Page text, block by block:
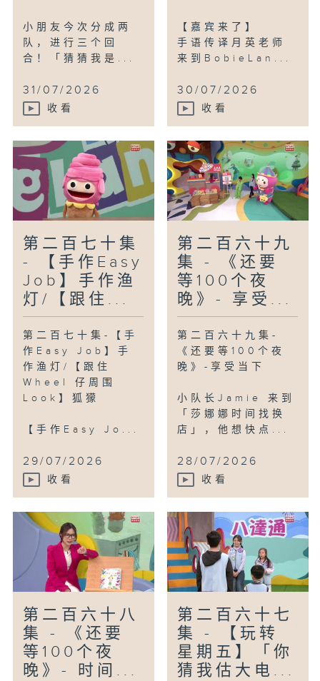
小朋友今次分成两
队，进行三个回
合！「猜猜我是...
31/07/2026
收看
【嘉宾来了】
手语传译月英老师
来到BobieLan...
30/07/2026
收看
第二百七十集
- 【手作Easy
Job】手作渔
灯/【跟住...
第二百七十集-【手
作Easy Job】手
作渔灯/【跟住
Wheel 仔周围
Look】狐獴
【手作Easy Jo...
29/07/2026
收看
第二百六十九
集 - 《还要
等100个夜
晚》- 享受...
第二百六十九集-
《还要等100个夜
晚》-享受当下
小队长Jamie 来到
「莎娜娜时间找换
店」，他想快点...
28/07/2026
收看
第二百六十八
集 - 《还要
等100个夜
晚》- 时间...
第二百六十七
集 - 【玩转
星期五】「你
猜我估大电...